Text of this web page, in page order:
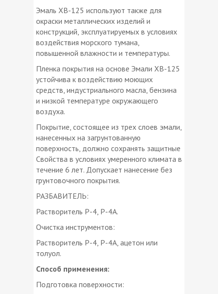
Эмаль ХВ-125 используют также для
окраски металлических изделий и
конструкций, эксплуатируемых в условиях
воздействия морского тумана,
повышенной влажности и температуры.
Пленка покрытия на основе Эмали ХВ-125
устойчива к воздействию моющих
средств, индустриального масла, бензина
и низкой температуре окружающего
воздуха.
Покрытие, состоящее из трех слоев эмали,
нанесенных на загрунтованную
поверхность, должно сохранять защитные
Свойства в условиях умеренного климата в
течение 6 лет. Допускает нанесение без
грунтовочного покрытия.
РАЗБАВИТЕЛЬ:
Растворитель Р-4, Р-4А.
Очистка инструментов:
Растворитель Р-4, Р-4А, ацетон или
толуол.
Способ применения:
Подготовка поверхности: